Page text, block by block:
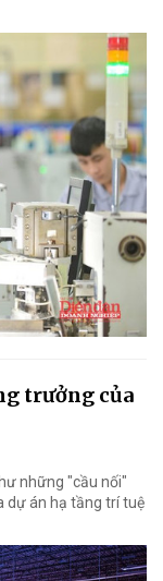
trưởng của
những "cầu nối"
dự án hạ tầng trí tuệ